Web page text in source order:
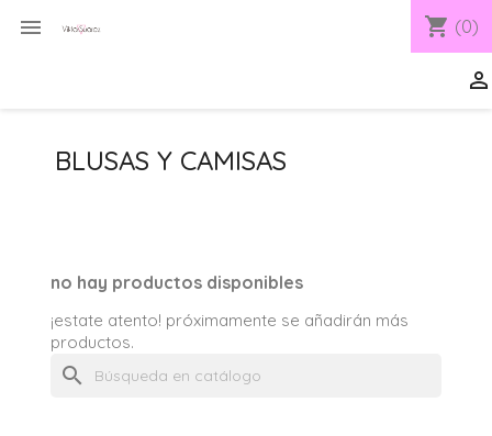
 shopping_cart (0)

BLUSAS Y CAMISAS
no hay productos disponibles
¡estate atento! próximamente se añadirán más
productos.
search